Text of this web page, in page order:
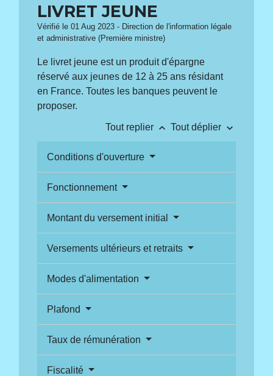
LIVRET JEUNE
Vérifié le 01 Aug 2023 - Direction de l'information légale
et administrative (Première ministre)
Le livret jeune est un produit d'épargne
réservé aux jeunes de 12 à 25 ans résidant
en France. Toutes les banques peuvent le
proposer.
Tout replier keyboard_arrow_up Tout déplier keyboard_arrow_down
Conditions d'ouverture
Fonctionnement
Montant du versement initial
Versements ultérieurs et retraits
Modes d'alimentation
Plafond
Taux de rémunération
Fiscalité